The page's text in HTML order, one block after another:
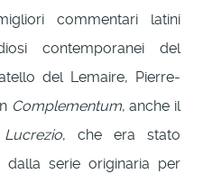
commentari latini
contemporanei del
del Lemaire, Pierre-
Complementum, anche il
, che era stato
dalla serie originaria per